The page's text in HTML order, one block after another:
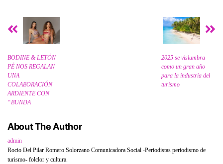
BODINE & LETÓN
PÉ NOS REGALAN
UNA
COLABORACIÓN
ARDIENTE CON
“BUNDA
2025 se vislumbra
como un gran año
para la industria del
turismo
About The Author
admin
Rocio Del Pilar Romero Solorzano Comunicadora Social -Periodistas periodismo de
turismo- folclor y cultura.